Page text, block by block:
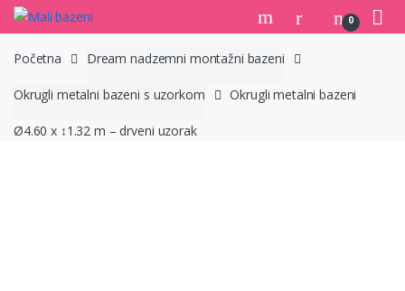
Skip
to
navigation
Skip
to
content
0
Početna Dream nadzemni montažni bazeni
Okrugli metalni bazeni s uzorkom Okrugli metalni bazeni
Ø4.60 x ↕1.32 m – drveni uzorak